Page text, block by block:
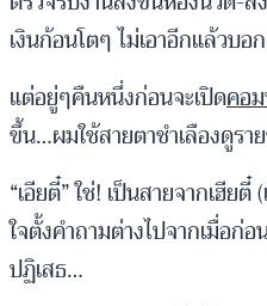
เงินก้อนโตๆ ไม่เอาอีกแล้วบอ
แต่อยู่ๆคืนหนึ่งก่อนจะเปิดคอ
ขึ้น…ผมใช้สายตาชำเลืองดูรา
“เอียตี๋” ใช่! เป็นสายจากเฮียตี๋
ใจตั้งคำถามต่างไปจากเมื่อก่
ปฏิเสธ…